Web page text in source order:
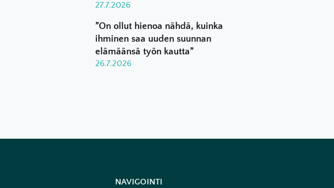
27.7.2026
”On ollut hienoa nähdä, kuinka
ihminen saa uuden suunnan
elämäänsä työn kautta”
26.7.2026
NAVIGOINTI